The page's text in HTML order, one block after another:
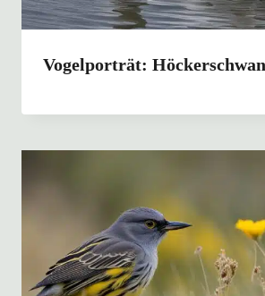
Vogelporträt: Höckerschwan